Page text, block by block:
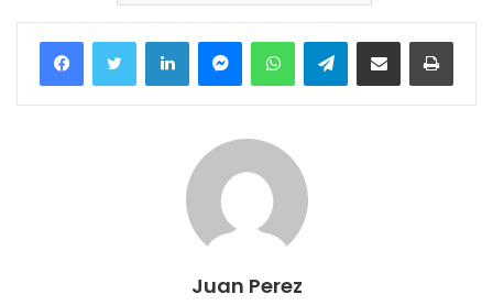
FacebookTwitter LinkedInMessengerWhatsAppTelegramCompartir por correo electrónico
Juan Perez